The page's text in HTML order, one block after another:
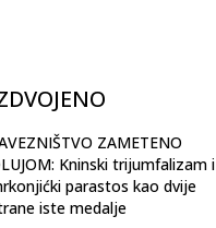
ZAMETENO
Kninski trijumfalizam i
parastos kao dvije
iste medalje